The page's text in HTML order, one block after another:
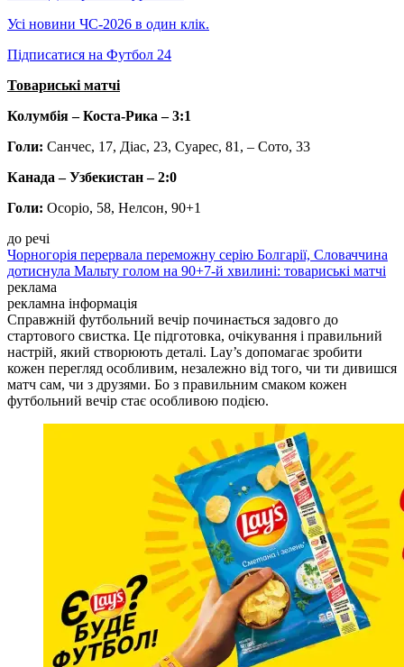
Усі новини ЧС-2026 в один клік.
Підписатися на Футбол 24
Товариські матчі
Колумбія – Коста-Рика – 3:1
Голи: Санчес, 17, Діас, 23, Суарес, 81, – Сото, 33
Канада – Узбекистан – 2:0
Голи: Осоріо, 58, Нелсон, 90+1
до речі
Чорногорія перервала переможну серію Болгарії, Словаччина
дотиснула Мальту голом на 90+7-й хвилині: товариські матчі
реклама
рекламна інформація
Справжній футбольний вечір починається задовго до
стартового свистка. Це підготовка, очікування і правильний
настрій, який створюють деталі. Lay’s допомагає зробити
кожен перегляд особливим, незалежно від того, чи ти дивишся
матч сам, чи з друзями. Бо з правильним смаком кожен
футбольний вечір стає особливою подією.